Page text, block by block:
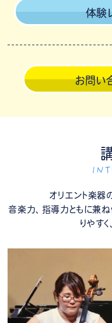
体験
お問い
オリエント楽器
音楽力、指導力ともに兼ね
りやす